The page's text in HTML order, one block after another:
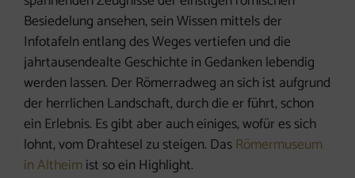
Besiedelung ansehen, sein Wissen mittels der
Infotafeln entlang des Weges vertiefen und die
jahrtausendealte Geschichte in Gedanken lebendig
werden lassen. Der Römerradweg an sich ist aufgrund
der herrlichen Landschaft, durch die er führt, schon
ein Erlebnis. Es gibt aber auch einiges, wofür es sich
lohnt, vom Drahtesel zu steigen. Das Römermuseum
in Altheim ist so ein Highlight.